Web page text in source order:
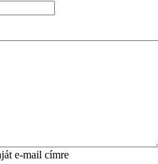
e-mail címre